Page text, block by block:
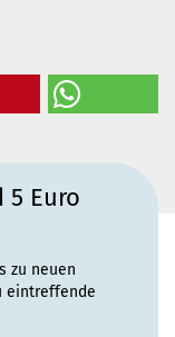
Euro
zu neuen
eintreffende